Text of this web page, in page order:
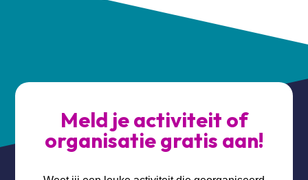
Meld je activiteit of
organisatie gratis aan!